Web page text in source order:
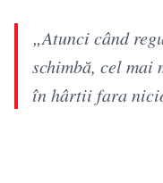
„Atunci când
schimbă, cel mai
în hârtii fara